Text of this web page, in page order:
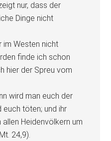
nur, dass der
Dinge nicht
im Westen nicht
finde ich schon
hier der Spreu vom
wird man euch der
euch töten; und ihr
Heidenvölkern um
24,9).